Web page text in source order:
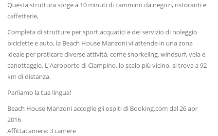
Questa struttura sorge a 10 minuti di cammino da negozi, ristoranti e
caffetterie,
Completa di strutture per sport acquatici e del servizio di noleggio
biciclette e auto, la Beach House Manzoni vi attende in una zona
ideale per praticare diverse attività, come snorkeling, windsurf, vela e
canottaggio. L'Aeroporto di Ciampino, lo scalo più vicino, si trova a 92
km di distanza.
Parliamo la tua lingua!
Beach House Manzoni accoglie gli ospiti di Booking.com dal 26 apr
2016
Affittacamere: 3 camere